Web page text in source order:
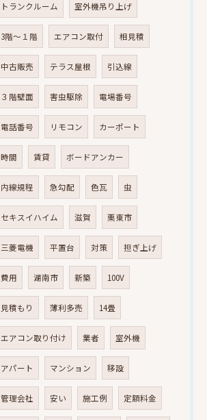
トランクルーム 室外機吊り上げ
3階～１階 エアコン取付 相見積
中古販売 テラス屋根 引込線
３階壁面 害虫駆除 電場番号
電話番号 リモコン カーポート
時間 賃貸 ボードアンカー
内線規程 急勾配 色瓦 虫
セキスイハイム 滋賀 栗東市
三菱電機 平置台 対策 担ぎ上げ
費用 湖南市 新築 100V
見積もり 薄利多売 14畳
エアコン取り付け 業者 室外機
アパート マンション 移設
管理会社 安い 施工例 定額料金